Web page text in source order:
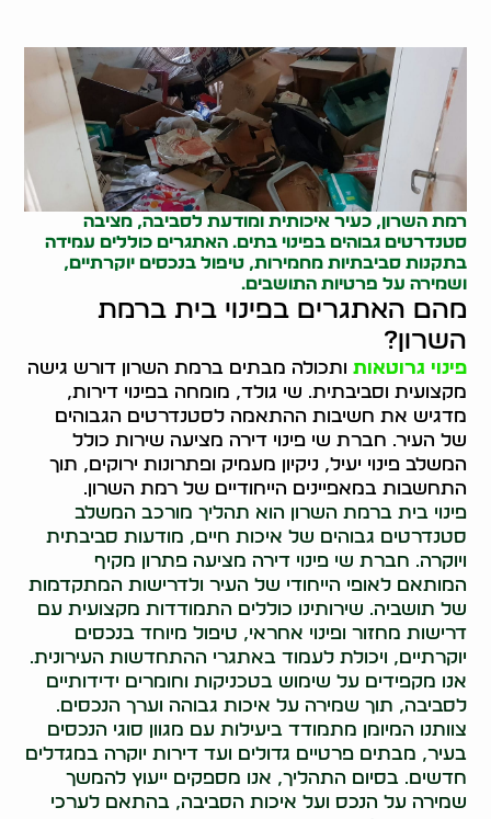
רמת השרון, כעיר איכותית ומודעת לסביבה, מציבה
סטנדרטים גבוהים בפינוי בתים. האתגרים כוללים עמידה
בתקנות סביבתיות מחמירות, טיפול בנכסים יוקרתיים,
ושמירה על פרטיות התושבים.
מהם האתגרים בפינוי בית ברמת
השרון?
פינוי גרוטאות ותכולה מבתים ברמת השרון דורש גישה
מקצועית וסביבתית. שי גולד, מומחה בפינוי דירות,
מדגיש את חשיבות ההתאמה לסטנדרטים הגבוהים
של העיר. חברת שי פינוי דירה מציעה שירות כולל
המשלב פינוי יעיל, ניקיון מעמיק ופתרונות ירוקים, תוך
התחשבות במאפיינים הייחודיים של רמת השרון.
פינוי בית ברמת השרון הוא תהליך מורכב המשלב
סטנדרטים גבוהים של איכות חיים, מודעות סביבתית
ויוקרה. חברת שי פינוי דירה מציעה פתרון מקיף
המותאם לאופי הייחודי של העיר ולדרישות המתקדמות
של תושביה. שירותינו כוללים התמודדות מקצועית עם
דרישות מחזור ופינוי אחראי, טיפול מיוחד בנכסים
יוקרתיים, ויכולת לעמוד באתגרי ההתחדשות העירונית.
אנו מקפידים על שימוש בטכניקות וחומרים ידידותיים
לסביבה, תוך שמירה על איכות גבוהה וערך הנכסים.
צוותנו המיומן מתמודד ביעילות עם מגוון סוגי הנכסים
בעיר, מבתים פרטיים גדולים ועד דירות יוקרה במגדלים
חדשים. בסיום התהליך, אנו מספקים ייעוץ להמשך
שמירה על הנכס ועל איכות הסביבה, בהתאם לערכי